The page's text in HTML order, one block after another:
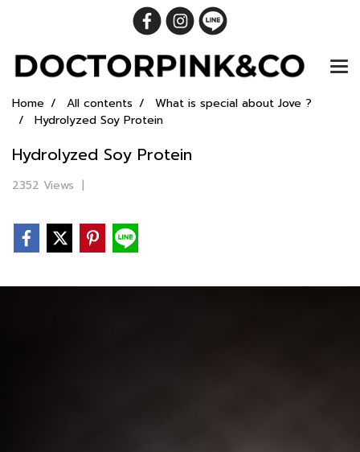
Home All contents
What is special about Jove ?
Hydrolyzed Soy Protein
Hydrolyzed Soy Protein
2352 Views |